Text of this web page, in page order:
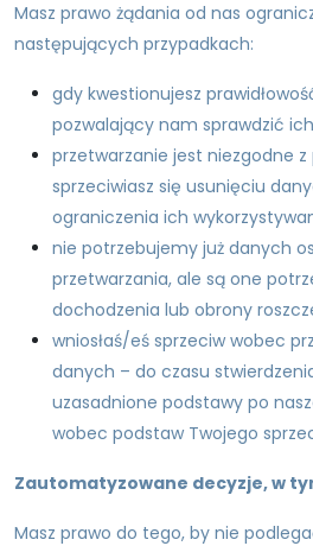
Masz prawo żądania od nas
następujących przypadkach:
gdy kwestionujesz
pozwalający nam sprawdzić
przetwarzanie jest niezgodne
sprzeciwiasz się usunięciu
ograniczenia ich
nie potrzebujemy już danych
przetwarzania, ale są one
dochodzenia lub obrony
wniosłaś/eś sprzeciw wobec
danych – do czasu
uzasadnione podstawy po
wobec podstaw Twojego
Zautomatyzowane decyzje, w
Masz prawo do tego, by nie